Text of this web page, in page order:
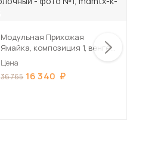
Модульная Прихожая
Ямайка, композиция 1, венге/
дуб молочный
Цена
36 765 16 340